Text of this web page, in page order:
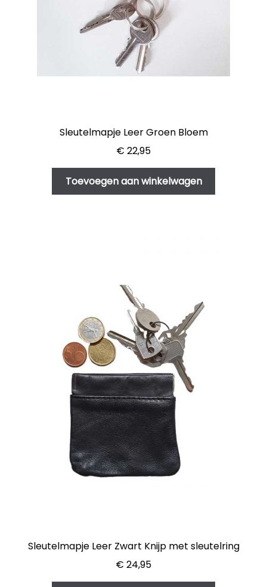
Sleutelmapje Leer Groen Bloem
€ 22,95
Toevoegen aan winkelwagen
Sleutelmapje Leer Zwart Knijp met sleutelring
€ 24,95